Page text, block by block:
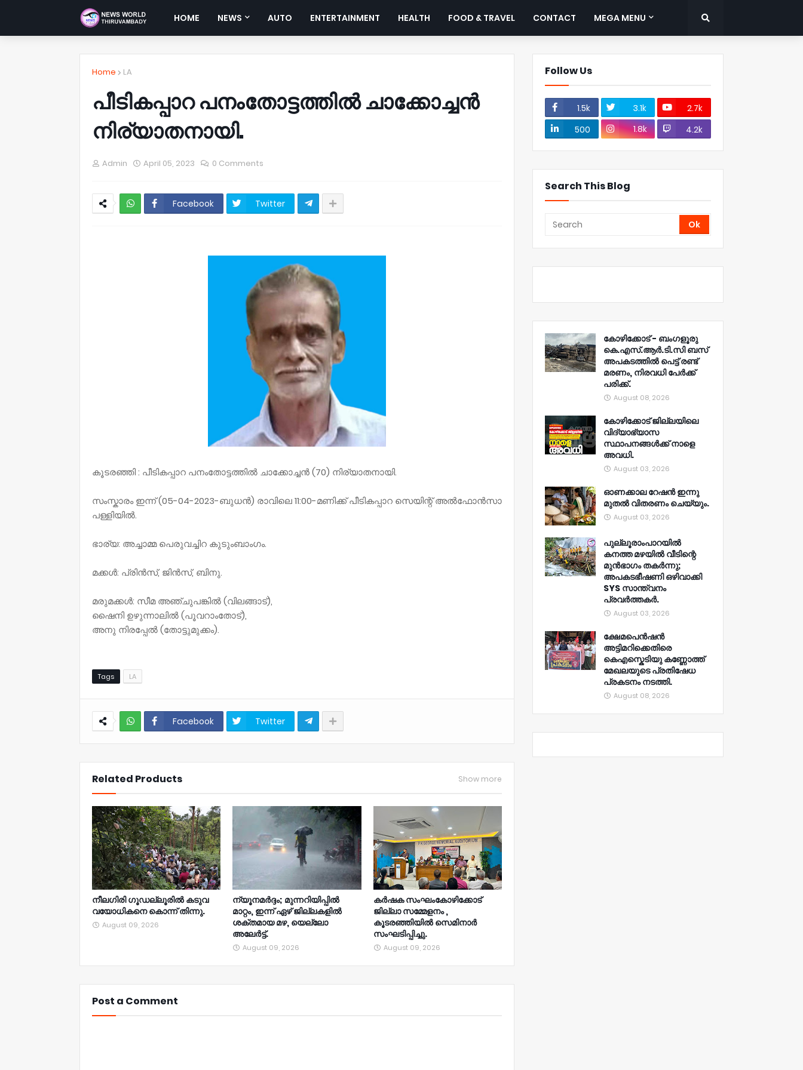
HOME NEWS AUTO ENTERTAINMENT HEALTH FOOD & TRAVEL CONTACT MEGA MENU
Home LA
പീടികപ്പാറ പനംതോട്ടത്തിൽ ചാക്കോച്ചൻ
നിര്യാതനായി.
Admin April 05, 2023 0 Comments
Facebook Twitter
കൂടരഞ്ഞി : പീടികപ്പാറ പനംതോട്ടത്തിൽ ചാക്കോച്ചൻ (70) നിര്യാതനായി.
സംസ്കാരം ഇന്ന് (05-04-2023-ബുധൻ) രാവിലെ 11:00-മണിക്ക് പീടികപ്പാറ സെയിന്റ് അൽഫോൻസാ
പള്ളിയിൽ.
ഭാര്യ: അച്ചാമ്മ പെരുവച്ചിറ കുടുംബാംഗം.
മക്കൾ: പ്രിൻസ്, ജിൻസ്, ബിനു.
മരുമക്കൾ: സീമ അഞ്ചുപങ്കിൽ (വിലങ്ങാട്),
ഷൈനി ഉഴുന്നാലിൽ (പൂവറാംതോട്),
അനു നിരപ്പേൽ (തോട്ടുമുക്കം).
Tags LA
Facebook Twitter
Related Products Show more
നീലഗിരി ഗൂഡല്ലൂരിൽ കടുവ
വയോധികനെ കൊന്ന് തിന്നു.
August 09, 2026
ന്യൂനമര്‍ദ്ദം; മുന്നറിയിപ്പില്‍
മാറ്റം, ഇന്ന് ഏഴ് ജില്ലകളില്‍
ശക്തമായ മഴ, യെല്ലോ
അലേര്‍ട്ട്.
August 09, 2026
കർഷക സംഘംകോഴിക്കോട്
ജില്ലാ സമ്മേളനം ,
കൂടരഞ്ഞിയിൽ സെമിനാർ
സംഘടിപ്പിച്ചു.
August 09, 2026
Post a Comment
Follow Us
1.5k 3.1k
2.7k
500
1.8k 4.2k
Search This Blog
കോഴിക്കോട് - ബംഗളൂരു
കെ.എസ്.ആർ.ടി.സി ബസ്
അപകടത്തിൽ പെട്ട് രണ്ട്
മരണം, നിരവധി പേർക്ക്
പരിക്ക്.
August 08, 2026
കോഴിക്കോട് ജില്ലയിലെ
വിദ്യാഭ്യാസ
സ്ഥാപനങ്ങൾക്ക് നാളെ
അവധി.
August 03, 2026
ഓണക്കാല റേഷൻ ഇന്നു
മുതല്‍ വിതരണം ചെയ്യും.
August 03, 2026
പുല്ലൂരാംപാറയിൽ
കനത്ത മഴയിൽ വീടിന്റെ
മുൻഭാഗം തകർന്നു;
അപകടഭീഷണി ഒഴിവാക്കി
SYS സാന്ത്വനം
പ്രവർത്തകർ.
August 03, 2026
ക്ഷേമപെൻഷൻ
അട്ടിമറിക്കെതിരെ
കെഎസ്കെടിയു കണ്ണോത്ത്
മേഖലയുടെ പ്രതിഷേധ
പ്രകടനം നടത്തി.
August 08, 2026